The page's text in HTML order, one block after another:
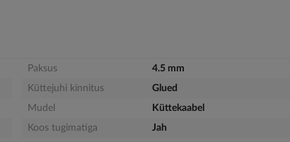
Paksus
4.5 mm
Küttejuhi kinnitus
Glued
Mudel
Küttekaabel
Koos tugimatiga
Jah